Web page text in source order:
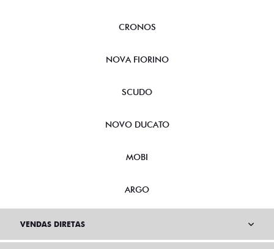
CRONOS
NOVA FIORINO
SCUDO
NOVO DUCATO
MOBI
ARGO
VENDAS DIRETAS